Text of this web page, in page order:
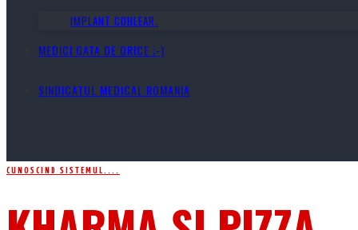
IMPLANT COHLEAR.
MEDICI GATA DE ORICE ;-)
SINDICATUL MEDICAL ROMANIA
CUNOSCIND SISTEMUL....